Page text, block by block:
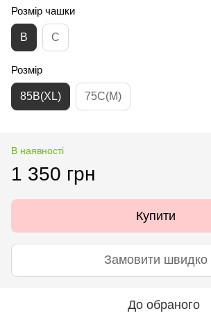
Розмір чашки
B C
Розмір
85B(XL) 75C(M)
В наявності
1 350 грн
Купити
Замовити швидко
До обраного